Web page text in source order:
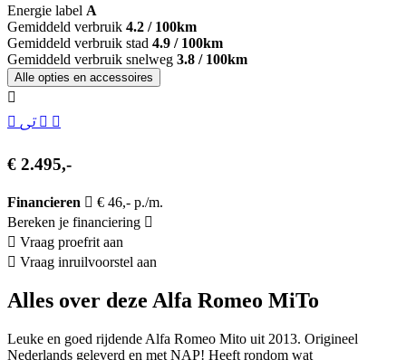
Energie label A
Gemiddeld verbruik 4.2 / 100km
Gemiddeld verbruik stad 4.9 / 100km
Gemiddeld verbruik snelweg 3.8 / 100km
Alle opties en accessoires
€ 2.495,-
Financieren
€ 46,- p./m.
Bereken je financiering
Vraag proefrit aan
Vraag inruilvoorstel aan
Alles over deze Alfa Romeo MiTo
Leuke en goed rijdende Alfa Romeo Mito uit 2013. Origineel
Nederlands geleverd en met NAP! Heeft rondom wat